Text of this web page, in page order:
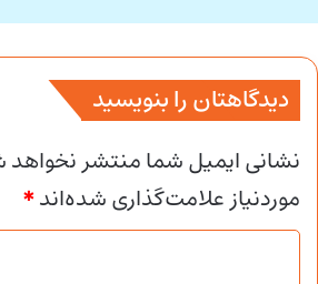
دیدگاهتان را بنویسید
نشانی ایمیل شما منتشر
موردنیاز علامت‌گذاری شده‌اند*